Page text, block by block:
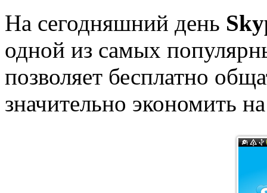
На сегодняшний день
одной из самых
позволяет бесплатно
значительно экономить